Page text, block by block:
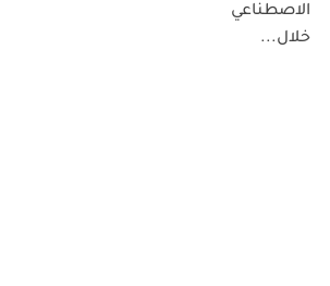
الاصطناعي
خلال...